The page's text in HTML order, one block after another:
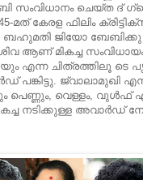
സംവിധാനം ചെയ്ത ദ്
മത് കേരള ഫിലിം
ബഹുമതി ജിയോ ബേബിക്കു
ശിവ ആണ് മികച്ച
എന്ന ചിത്രത്തിലൂ ടെ
ജ്വാലാമുഖി
വെള്ളം, വുള്‍ഫ്
നടിക്കുള്ള അവാര്‍ഡ്